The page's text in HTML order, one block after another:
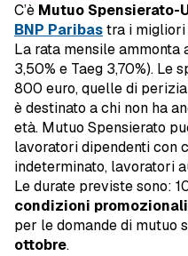
C’è Mutuo Spensierato-
BNP Paribastra i migliori
La rata mensile ammonta
3,50% e Taeg 3,70%). Le
800 euro, quelle di
è destinato a chi non ha
età. Mutuo Spensierato
lavoratori dipendenti con
indeterminato, lavoratori
Le durate previste sono:
condizioni promozionali
per le domande di mutuo
ottobre.